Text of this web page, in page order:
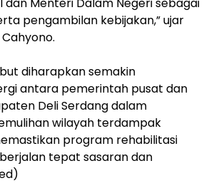
pengambilan kebijakan,” ujar
diharapkan semakin
antara pemerintah pusat dan
Deli Serdang dalam
wilayah terdampak
program rehabilitasi
tepat sasaran dan